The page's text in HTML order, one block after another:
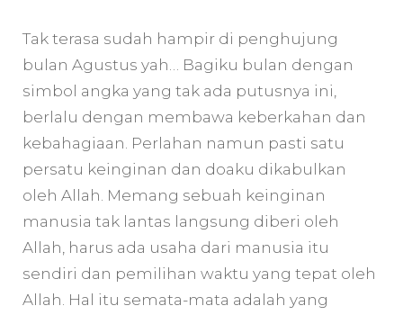
Tak terasa sudah hampir di penghujung
bulan Agustus yah… Bagiku bulan dengan
simbol angka yang tak ada putusnya ini,
berlalu dengan membawa keberkahan dan
kebahagiaan. Perlahan namun pasti satu
persatu keinginan dan doaku dikabulkan
oleh Allah. Memang sebuah keinginan
manusia tak lantas langsung diberi oleh
Allah, harus ada usaha dari manusia itu
sendiri dan pemilihan waktu yang tepat oleh
Allah. Hal itu semata-mata adalah yang